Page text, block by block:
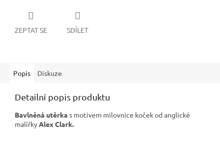
ZEPTAT SE SDÍLET
Popis Diskuze
Detailní popis produktu
Bavlněná utěrka s motivem milovnice koček od anglické
malířkyAlex Clark.